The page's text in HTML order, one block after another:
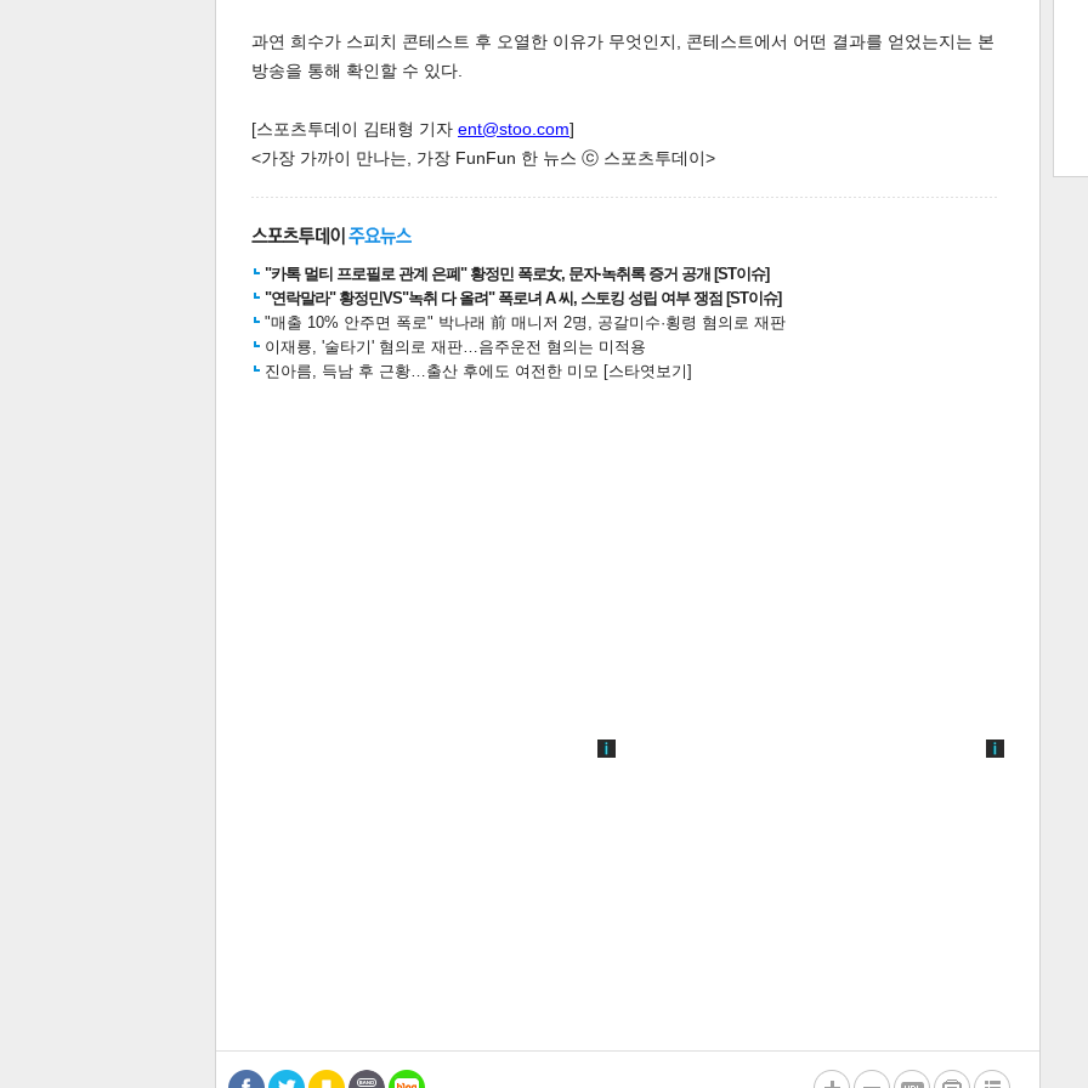
과연 희수가 스피치 콘테스트 후 오열한 이유가 무엇인지, 콘테스트에서 어떤 결과를 얻었는지는 본
방송을 통해 확인할 수 있다.
[스포츠투데이 김태형 기자 ent@stoo.com]
<가장 가까이 만나는, 가장 FunFun 한 뉴스 ⓒ 스포츠투데이>
"카톡 멀티 프로필로 관계 은폐" 황정민 폭로女, 문자·녹취록 증거 공개 [ST이슈]
"연락말라" 황정민VS"녹취 다 올려" 폭로녀 A 씨, 스토킹 성립 여부 쟁점 [ST이슈]
"매출 10% 안주면 폭로" 박나래 前 매니저 2명, 공갈미수·횡령 혐의로 재판
이재룡, '술타기' 혐의로 재판…음주운전 혐의는 미적용
진아름, 득남 후 근황…출산 후에도 여전한 미모 [스타엿보기]